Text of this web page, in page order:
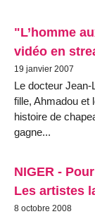
"L’homme
vidéo en
19 janvier 2007
Le docteur
fille, Ahmadou et
histoire de
gagne...
NIGER -
Les artistes
8 octobre 2008